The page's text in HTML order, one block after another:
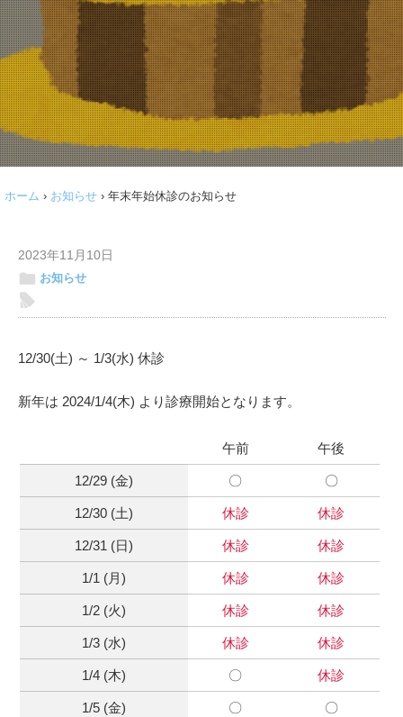
ホーム › お知らせ› 年末年始休診のお知らせ
2023年11月10日
ë お知らせ
l
12/30(土) ～ 1/3(水) 休診
新年は 2024/1/4(木) より診療開始となります。
午前 午後
12/29 (金) 〇 〇
12/30 (土) 休診 休診
12/31 (日) 休診 休診
1/1 (月) 休診 休診
1/2 (火) 休診 休診
1/3 (水) 休診 休診
1/4 (木) 〇 休診
1/5 (金) 〇 〇